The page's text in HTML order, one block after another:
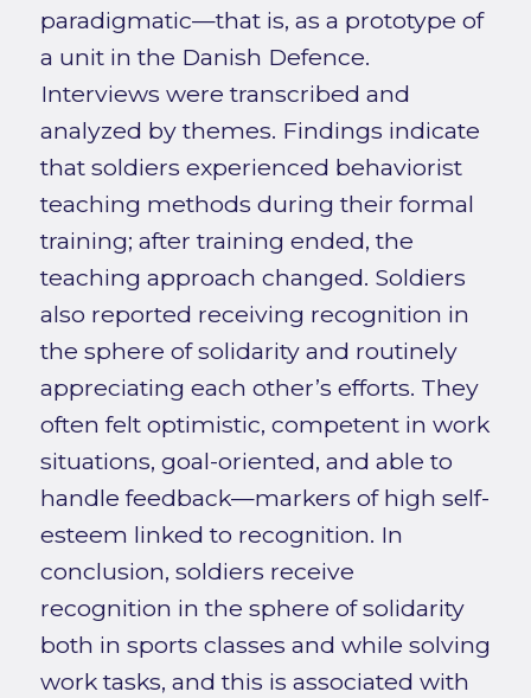
paradigmatic—that is, as a prototype of
a unit in the Danish Defence.
Interviews were transcribed and
analyzed by themes. Findings indicate
that soldiers experienced behaviorist
teaching methods during their formal
training; after training ended, the
teaching approach changed. Soldiers
also reported receiving recognition in
the sphere of solidarity and routinely
appreciating each other’s efforts. They
often felt optimistic, competent in work
situations, goal-oriented, and able to
handle feedback—markers of high self-
esteem linked to recognition. In
conclusion, soldiers receive
recognition in the sphere of solidarity
both in sports classes and while solving
work tasks, and this is associated with